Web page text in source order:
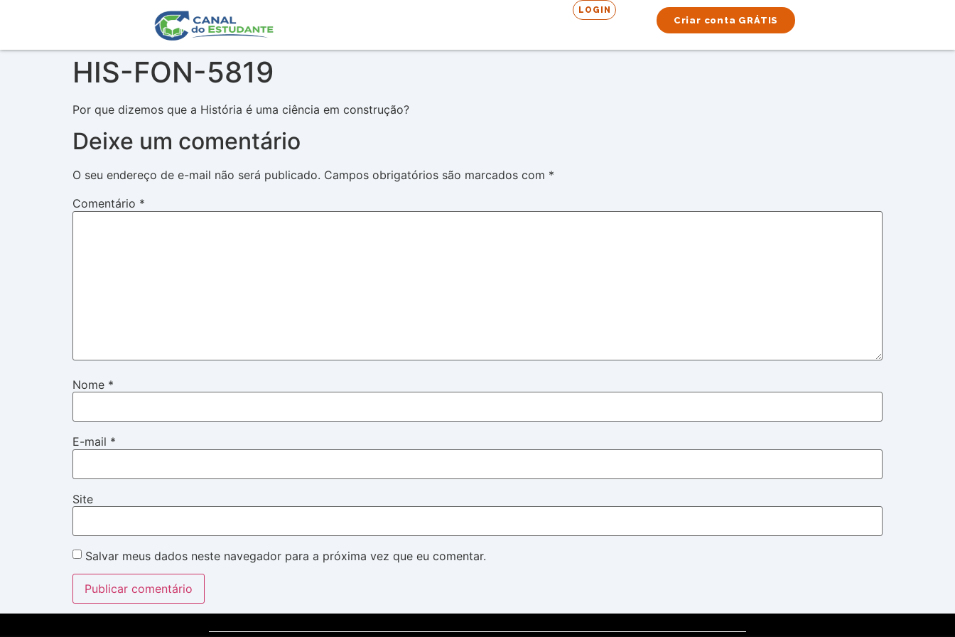
LOGIN
Criar conta GRÁTIS
HIS-FON-5819
Por que dizemos que a História é uma ciência em construção?
Deixe um comentário
O seu endereço de e-mail não será publicado. Campos obrigatórios são marcados com *
Comentário *
Nome *
E-mail *
Site
Salvar meus dados neste navegador para a próxima vez que eu comentar.